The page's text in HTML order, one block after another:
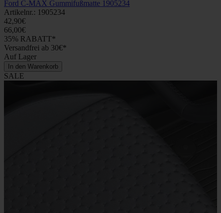
Ford C-MAX Gummifußmatte 1905234
Artikelnr.: 1905234
42,90€
66,00€
35% RABATT*
Versandfrei ab 30€*
Auf Lager
In den Warenkorb
SALE